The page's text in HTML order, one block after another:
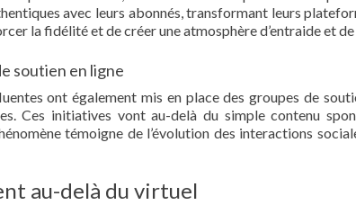
avec leurs abonnés, transformant leurs
la fidélité et de créer une atmosphère d’entraide et
soutien en ligne
ont également mis en place des groupes de
Ces initiatives vont au-delà du simple contenu
témoigne de l’évolution des interactions
au-delà du virtuel